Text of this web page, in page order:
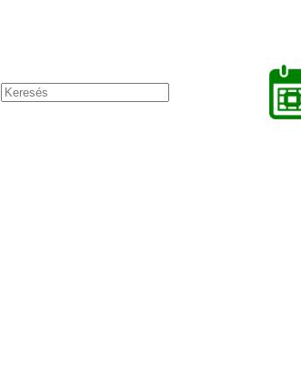
Keresés